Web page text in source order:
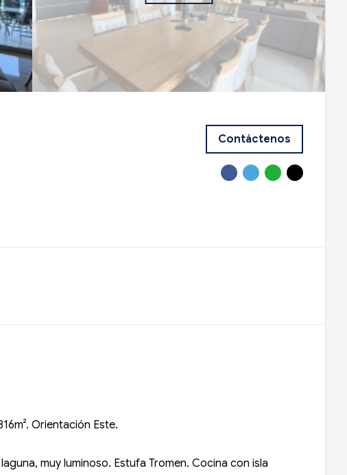
Contáctenos
Orientación Este.
muy luminoso. Estufa Tromen. Cocina con isla